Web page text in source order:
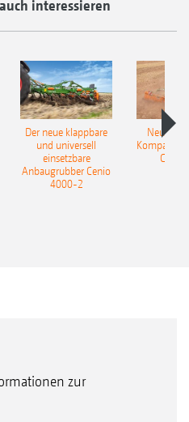
interessieren
Der neue klappbare
und universell
einsetzbare
Anbaugrubber Cenio
4000-2
Neue
zur